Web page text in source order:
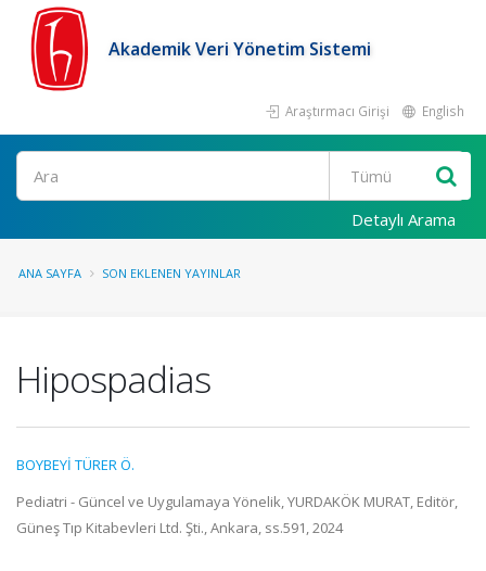
Akademik Veri Yönetim Sistemi
Araştırmacı Girişi English
Ara
Detaylı Arama
ANA SAYFA SON EKLENEN YAYINLAR
Hipospadias
BOYBEYİ TÜRER Ö.
Pediatri - Güncel ve Uygulamaya Yönelik, YURDAKÖK MURAT, Editör,
Güneş Tıp Kitabevleri Ltd. Şti., Ankara, ss.591, 2024